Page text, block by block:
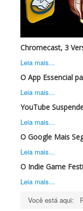
Chromecast, 3
Leia mais...
O App Essencial
Leia mais...
YouTube
Leia mais...
O Google Mais
Leia mais...
O Indie Game
Leia mais...
Você está aqui: